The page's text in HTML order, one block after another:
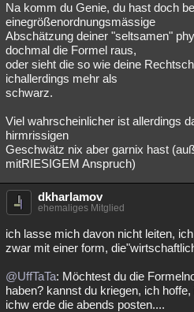
Natur Umfragen Unterhaltung
weitere Rubriken
Philosophie Träume
Astronomie Helpdesk
Musik Clash Verbesserungen
Übersichten
Besucht Teilgenommen
Lesenswert Schlüsselwörter
Na komm du Genie, du hast doch
einegrößenordnungsmässige
Abschätzung deiner "seltsamen"
dochmal die Formel raus,
oder sieht die so wie deine
ichallerdings mehr als
schwarz.
Viel wahrscheinlicher ist allerdings
hirmrissigen
Geschwätz nix aber garnix hast
mitRIESIGEM Anspruch)
dkharlamov
ehemaliges Mitglied
ich lasse mich davon nicht leiten,
zwar mit einer form,
@UffTaTa: Möchtest du die
haben? kannst du kriegen, ich
ichw erde die abends posten....